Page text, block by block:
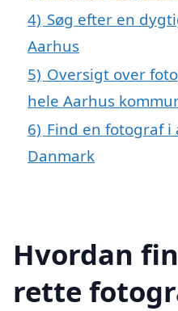
4) Søg efter en
Aarhus
5) Oversigt over
hele Aarhus
6) Find en fotograf i
Danmark
Hvordan
rette